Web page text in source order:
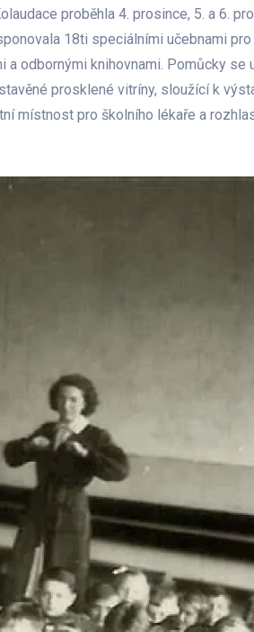
proběhla 4. prosince, 5. a 6.
18ti speciálními učebnami
odbornými knihovnami. Pomůcky se
prosklené vitríny, sloužící k
místnost pro školního lékaře a